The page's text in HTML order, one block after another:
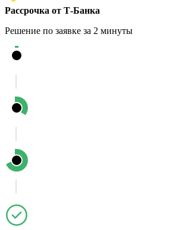
Рассрочка от Т-Банка
Решение по заявке за 2 минуты